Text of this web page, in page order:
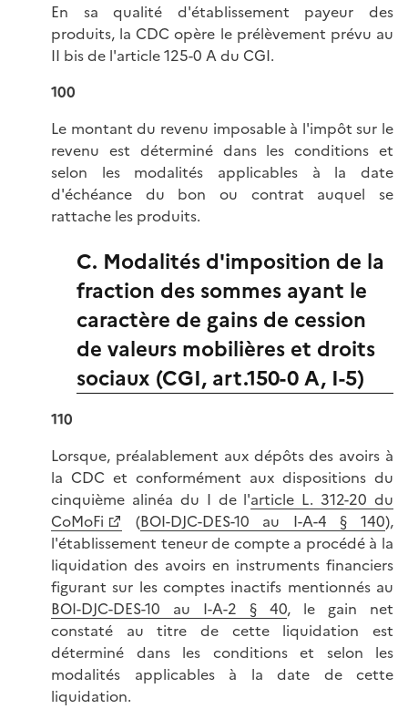
En sa qualité d'établissement payeur des
produits, la CDC opère le prélèvement prévu au
II bis de l'article 125-0 A du CGI.
100
Le montant du revenu imposable à l'impôt sur le
revenu est déterminé dans les conditions et
selon les modalités applicables à la date
d'échéance du bon ou contrat auquel se
rattache les produits.
C. Modalités d'imposition de la
fraction des sommes ayant le
caractère de gains de cession
de valeurs mobilières et droits
sociaux (CGI, art.150-0 A, I-5)
110
Lorsque, préalablement aux dépôts des avoirs à
la CDC et conformément aux dispositions du
cinquième alinéa du I de l'article L. 312-20 du
CoMoFi
(BOI-DJC-DES-10 au I-A-4 § 140),
l'établissement teneur de compte a procédé à la
liquidation des avoirs en instruments financiers
figurant sur les comptes inactifs mentionnés au
BOI-DJC-DES-10 au I-A-2 § 40, le gain net
constaté au titre de cette liquidation est
déterminé dans les conditions et selon les
modalités applicables à la date de cette
liquidation.